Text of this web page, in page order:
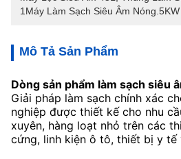
1Máy Làm Sạch Siêu Âm Nóng.5KW
Mô Tả Sản Phẩm
Dòng sản phẩm làm sạch siêu
Giải pháp làm sạch chính xác
nghiệp được thiết kế cho nhu
xuyên, hàng loạt nhỏ trên các
cứng, linh kiện ô tô, thiết bị y tế